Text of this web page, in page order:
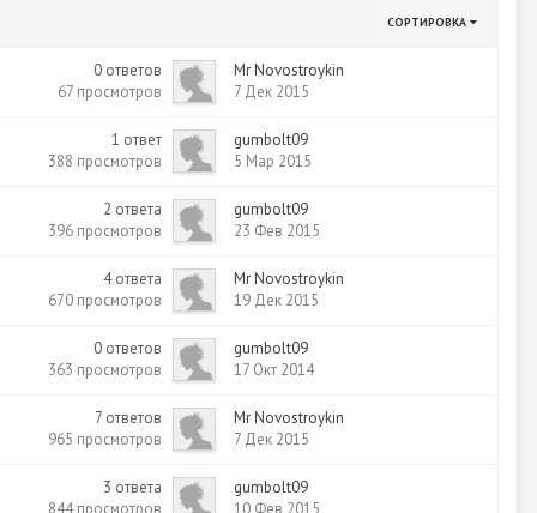
СОРТИРОВКА
0 ответов
67 просмотров
Mr Novostroykin
7 Дек 2015
1 ответ
388 просмотров
gumbolt09
5 Мар 2015
2 ответа
396 просмотров
gumbolt09
23 Фев 2015
4 ответа
670 просмотров
Mr Novostroykin
19 Дек 2015
0 ответов
363 просмотров
gumbolt09
17 Окт 2014
7 ответов
965 просмотров
Mr Novostroykin
7 Дек 2015
3 ответа
844 просмотров
gumbolt09
10 Фев 2015